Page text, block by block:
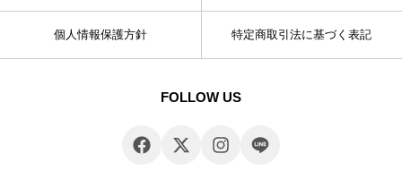
個人情報保護方針 特定商取引法に基づく表記
FOLLOW US